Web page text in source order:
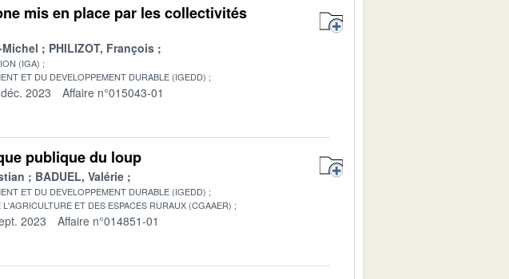
mis en place par les collectivités
Michel PHILIZOT, François
(IGA)
ET DU DEVELOPPEMENT DURABLE (IGEDD)
2023 Affaire n°015043-01
publique du loup
BADUEL, Valérie
ET DU DEVELOPPEMENT DURABLE (IGEDD)
ET DES ESPACES RURAUX (CGAAER)
2023 Affaire n°014851-01